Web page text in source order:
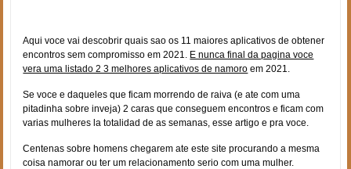
Aqui voce vai descobrir quais sao os 11 maiores aplicativos de obtener
encontros sem compromisso em 2021. E nunca final da pagina voce
vera uma listado 2 3 melhores aplicativos de namoro em 2021.
Se voce e daqueles que ficam morrendo de raiva (e ate com uma
pitadinha sobre inveja) 2 caras que conseguem encontros e ficam com
varias mulheres la totalidad de as semanas, esse artigo e pra voce.
Centenas sobre homens chegarem ate este site procurando a mesma
coisa namorar ou ter um relacionamento serio com uma mulher.